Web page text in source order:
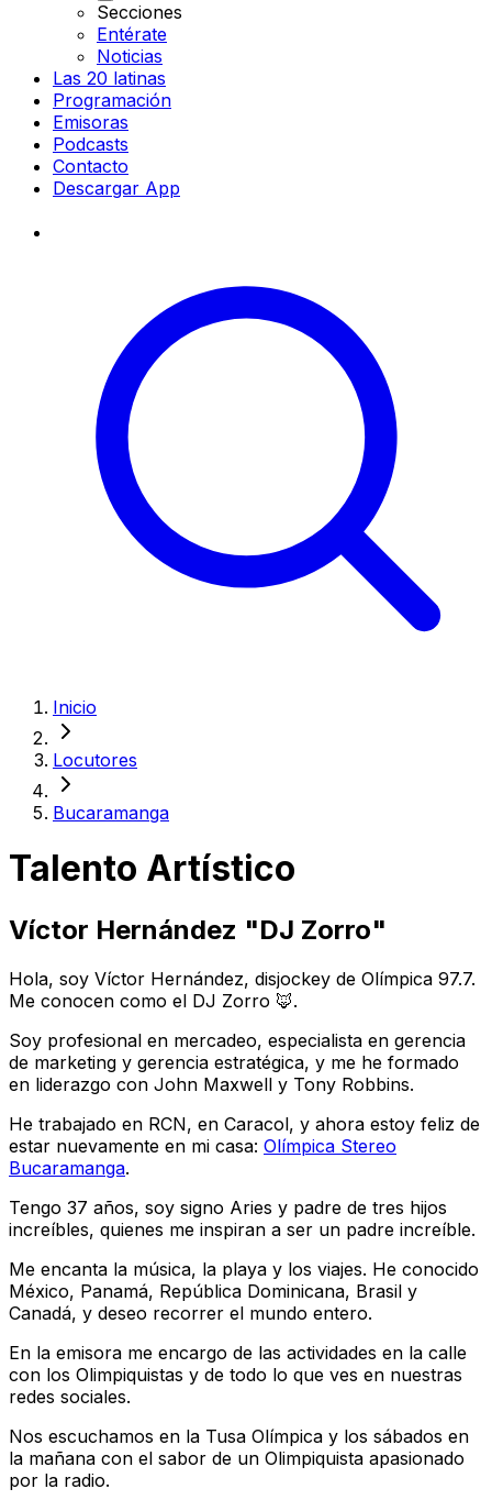
Secciones
Entérate
Noticias
Las 20 latinas
Programación
Emisoras
Podcasts
Contacto
Descargar App
Inicio
Locutores
Bucaramanga
Talento Artístico
Víctor Hernández "DJ Zorro"
Hola, soy Víctor Hernández, disjockey de Olímpica 97.7.
Me conocen como el DJ Zorro 🦊.
Soy profesional en mercadeo, especialista en gerencia
de marketing y gerencia estratégica, y me he formado
en liderazgo con John Maxwell y Tony Robbins.
He trabajado en RCN, en Caracol, y ahora estoy feliz de
estar nuevamente en mi casa: Olímpica Stereo
Bucaramanga.
Tengo 37 años, soy signo Aries y padre de tres hijos
increíbles, quienes me inspiran a ser un padre increíble.
Me encanta la música, la playa y los viajes. He conocido
México, Panamá, República Dominicana, Brasil y
Canadá, y deseo recorrer el mundo entero.
En la emisora me encargo de las actividades en la calle
con los Olimpiquistas y de todo lo que ves en nuestras
redes sociales.
Nos escuchamos en la Tusa Olímpica y los sábados en
la mañana con el sabor de un Olimpiquista apasionado
por la radio.